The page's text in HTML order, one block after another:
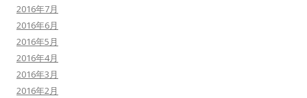
2016年7月
2016年6月
2016年5月
2016年4月
2016年3月
2016年2月